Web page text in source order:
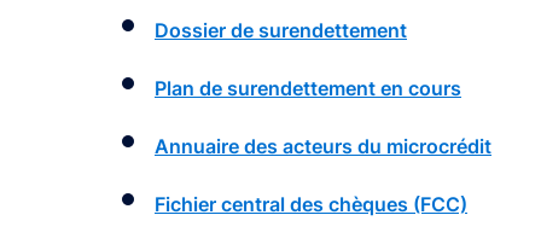
Dossier de surendettement
Plan de surendettement en cours
Annuaire des acteurs du microcrédit
Fichier central des chèques (FCC)